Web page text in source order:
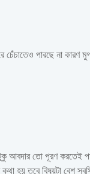
পারছে না কারণ
আবদার তো পূরণ করতেই
হয় তবে বিষয়টা বেশ